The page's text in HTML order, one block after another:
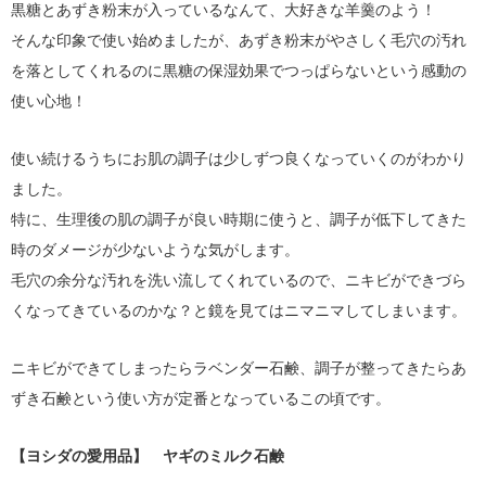
黒糖とあずき粉末が入っているなんて、大好きな羊羹のよう！
そんな印象で使い始めましたが、あずき粉末がやさしく毛穴の汚れ
を落としてくれるのに黒糖の保湿効果でつっぱらないという感動の
使い心地！
使い続けるうちにお肌の調子は少しずつ良くなっていくのがわかり
ました。
特に、生理後の肌の調子が良い時期に使うと、調子が低下してきた
時のダメージが少ないような気がします。
毛穴の余分な汚れを洗い流してくれているので、ニキビができづら
くなってきているのかな？と鏡を見てはニマニマしてしまいます。
ニキビができてしまったらラベンダー石鹸、調子が整ってきたらあ
ずき石鹸という使い方が定番となっているこの頃です。
【ヨシダの愛用品】 ヤギのミルク石鹸